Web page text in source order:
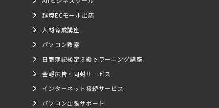
越境ECモール出店
人材育成講座
パソコン教室
日商簿記検定３級ｅラーニング講座
会報広告・同封サービス
インターネット接続サービス
パソコン出張サポート